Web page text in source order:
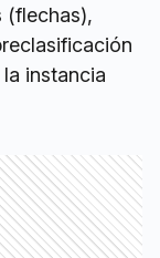
(flechas),
instancia